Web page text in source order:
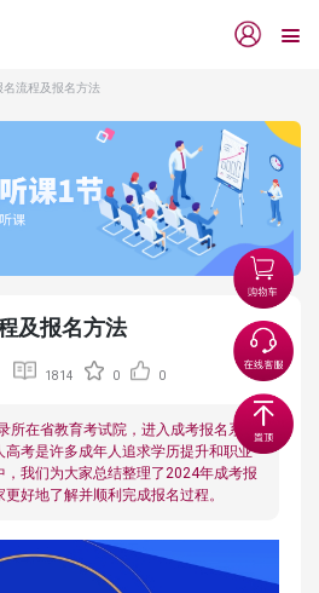
流程及报名方法
及报名方法
1814 0 0
所在省教育考试院，进入成考报名系
考是许多成年人追求学历提升和职业
我们为大家总结整理了2024年成考报
好地了解并顺利完成报名过程。